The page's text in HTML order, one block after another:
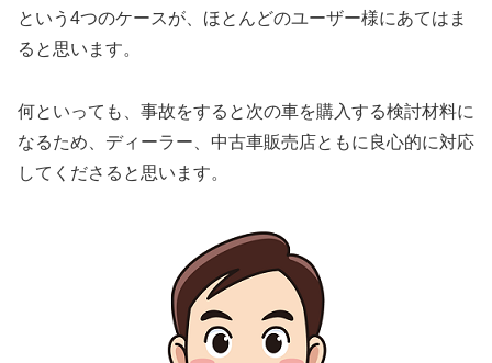
という4つのケースが、ほとんどのユーザー様にあてはま
ると思います。
何といっても、事故をすると次の車を購入する検討材料に
なるため、ディーラー、中古車販売店ともに良心的に対応
してくださると思います。